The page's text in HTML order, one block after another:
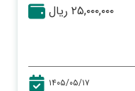
۲۵,۰۰۰,۰۰۰ ریال
۱۴۰۵/۰۵/۱۷